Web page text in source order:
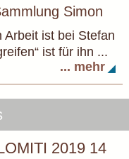
Simon
Arbeit ist bei Stefan
ist für ihn ...
... mehr
2019 14